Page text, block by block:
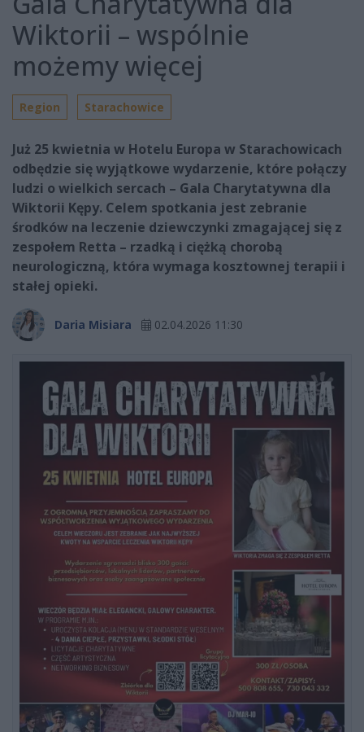
Wiktorii – wspólnie
możemy więcej
Region Starachowice
Już 25 kwietnia w Hotelu Europa w Starachowicach
odbędzie się wyjątkowe wydarzenie, które połączy
ludzi o wielkich sercach – Gala Charytatywna dla
Wiktorii Kępy. Celem spotkania jest zebranie
środków na leczenie dziewczynki zmagającej się z
zespołem Retta – rzadką i ciężką chorobą
neurologiczną, która wymaga kosztownej terapii i
stałej opieki.
Daria Misiara 02.04.2026 11:30